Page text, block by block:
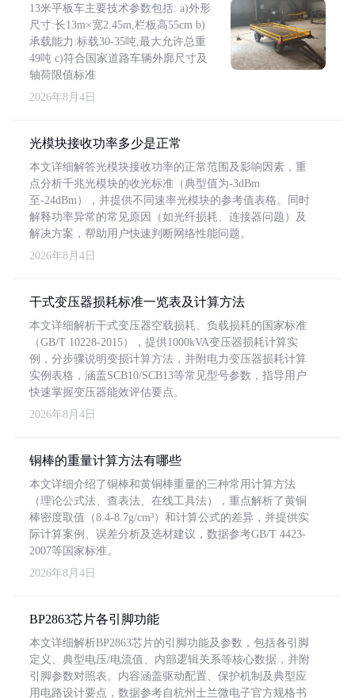
13米平板车主要技术参数包括: a)外形
尺寸:长13m×宽2.45m,栏板高55cm b)
承载能力:标载30-35吨,最大允许总重
49吨 c)符合国家道路车辆外廓尺寸及
轴荷限值标准
2026年8月4日
光模块接收功率多少是正常
本文详细解答光模块接收功率的正常范围及影响因素，重
点分析千兆光模块的收光标准（典型值为-3dBm
至-24dBm），并提供不同速率光模块的参考值表格。同时
解释功率异常的常见原因（如光纤损耗、连接器问题）及
解决方案，帮助用户快速判断网络性能问题。
2026年8月4日
干式变压器损耗标准一览表及计算方法
本文详细解析干式变压器空载损耗、负载损耗的国家标准
（GB/T 10228-2015），提供1000kVA变压器损耗计算实
例，分步骤说明变损计算方法，并附电力变压器损耗计算
实例表格，涵盖SCB10/SCB13等常见型号参数，指导用户
快速掌握变压器能效评估要点。
2026年8月4日
铜棒的重量计算方法有哪些
本文详细介绍了铜棒和黄铜棒重量的三种常用计算方法
（理论公式法、查表法、在线工具法），重点解析了黄铜
棒密度取值（8.4-8.7g/cm³）和计算公式的差异，并提供实
际计算案例、误差分析及选材建议，数据参考GB/T 4423-
2007等国家标准。
2026年8月4日
BP2863芯片各引脚功能
本文详细解析BP2863芯片的引脚功能及参数，包括各引脚
定义、典型电压/电流值、内部逻辑关系等核心数据，并附
引脚参数对照表。内容涵盖驱动配置、保护机制及典型应
用电路设计要点，数据参考自杭州士兰微电子官方规格书